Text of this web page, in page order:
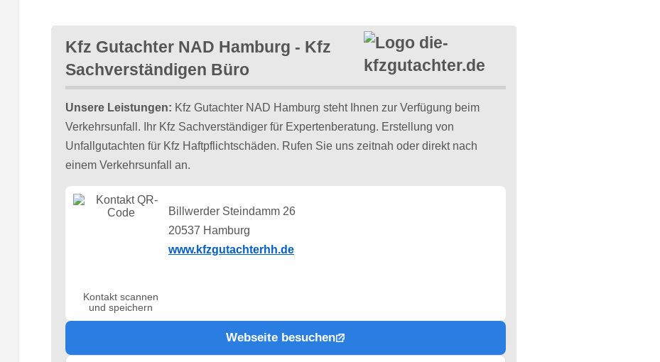
Kfz Gutachter NAD Hamburg - Kfz
Sachverständigen Büro
Unsere Leistungen: Kfz Gutachter NAD Hamburg steht Ihnen zur Verfügung beim
Verkehrsunfall. Ihr Kfz Sachverständiger für Expertenberatung. Erstellung von
Unfallgutachten für Kfz Haftpflichtschäden. Rufen Sie uns zeitnah oder direkt nach
einem Verkehrsunfall an.
Kontakt scannen
und speichern
Billwerder Steindamm 26
20537 Hamburg
www.kfzgutachterhh.de
Webseite besuchen